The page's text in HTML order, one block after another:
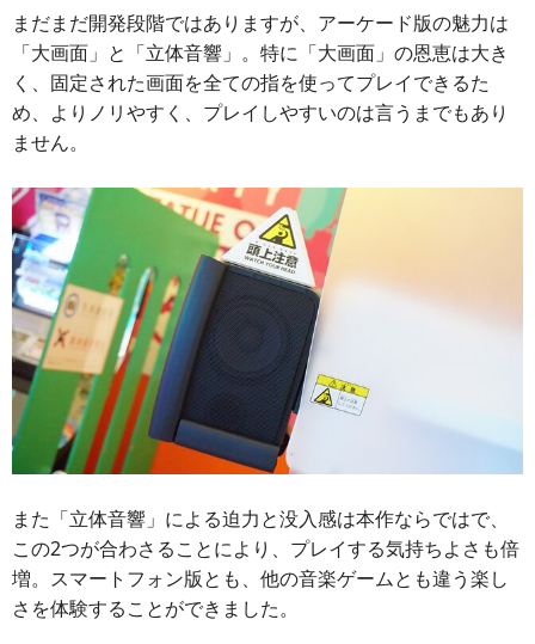
まだまだ開発段階ではありますが、アーケード版の魅力は
「大画面」と「立体音響」。特に「大画面」の恩恵は大き
く、固定された画面を全ての指を使ってプレイできるた
め、よりノリやすく、プレイしやすいのは言うまでもあり
ません。
また「立体音響」による迫力と没入感は本作ならではで、
この2つが合わさることにより、プレイする気持ちよさも倍
増。スマートフォン版とも、他の音楽ゲームとも違う楽し
さを体験することができました。